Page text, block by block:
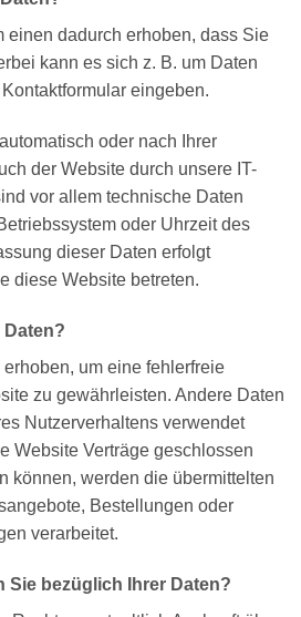
einen dadurch erhoben, dass Sie
kann es sich z. B. um Daten
eingeben.
oder nach Ihrer
der Website durch unsere IT-
vor allem technische Daten
oder Uhrzeit des
dieser Daten erfolgt
diese Website betreten.
um eine fehlerfreie
zu gewährleisten. Andere Daten
Nutzerverhaltens verwendet
Website Verträge geschlossen
können, werden die übermittelten
Bestellungen oder
verarbeitet.
Sie bezüglich Ihrer Daten?